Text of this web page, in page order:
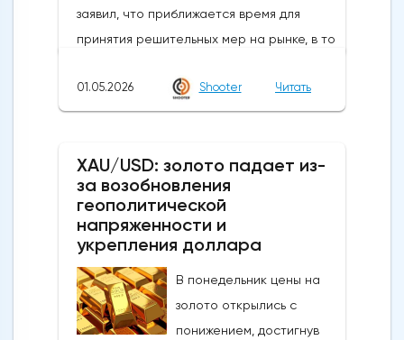
заявил, что приближается время для
принятия решительных мер на рынке, в то
ссылкой на правительство и центральный
банк говорилось, что японские власти
поддержать иену, которая достигла самых
низких уровней с середины 2024 года,
когда проводилась последняя
интервенция. произошло.Сегодняшние
действия следуют недавнему сообщению
о готовности властей вмешаться, когда
пара USDJPY преодолеет сопротивление
01.05.2026 Shooter Читать
XAU/USD: золото падает из-
за возобновления
геополитической
напряженности и
укрепления доллара
В понедельник цены на
золото открылись с
понижением, достигнув